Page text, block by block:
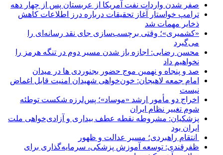
صفر شدن واردات نفت آمریکا از عربستان پس از چهار دهه
ترامپ خواستار آغاز تحقیقات درباره درز اطلاعات کاهش
ذخایر مهمات شد
«کشمیری»؛ وقتی برچسب‌سازی جای نقد رسانه‌ای را
می‌گیرد
محسن رضایی: اجازه باز شدن مسیر دوم در تنگه هرمز را
نخواهیم داد
صد و پنجاه و نهمین موج حضور بجنوردی ها در میدان
امام جمعه لاهیجان: خون‌خواهی شهیدان امنیت قابل اغماض
نیست
اخراج دو مأمور ارشد «موساد»؛ پس‌لرزه شکست توطئه
شوم تغییر نظام ایران
پزشکیان: مشروطه نقطه عطف بیداری و آزادی‌خواهی ملت
ایران بود
انتقام راهبردی؛ مسیر عدالت و ظهور
ظفرقندی: توسعه آموزش پزشکی، سرمایه‌گذاری برای